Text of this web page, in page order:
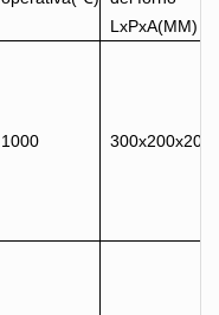
LxPxA(MM)
1000 300x200x200